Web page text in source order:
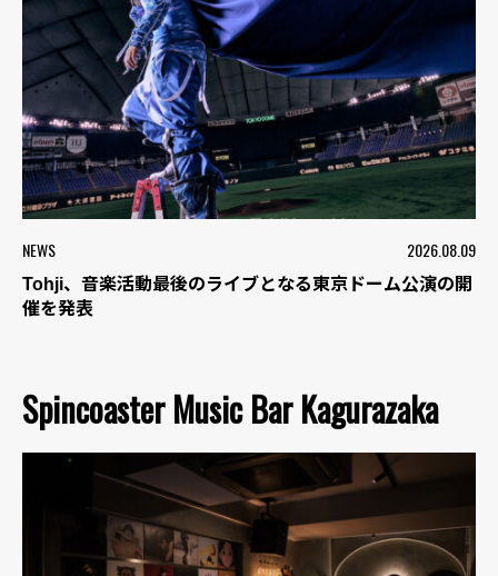
NEWS 2026.08.09
Tohji、音楽活動最後のライブとなる東京ドーム公演の開
催を発表
Spincoaster Music Bar Kagurazaka